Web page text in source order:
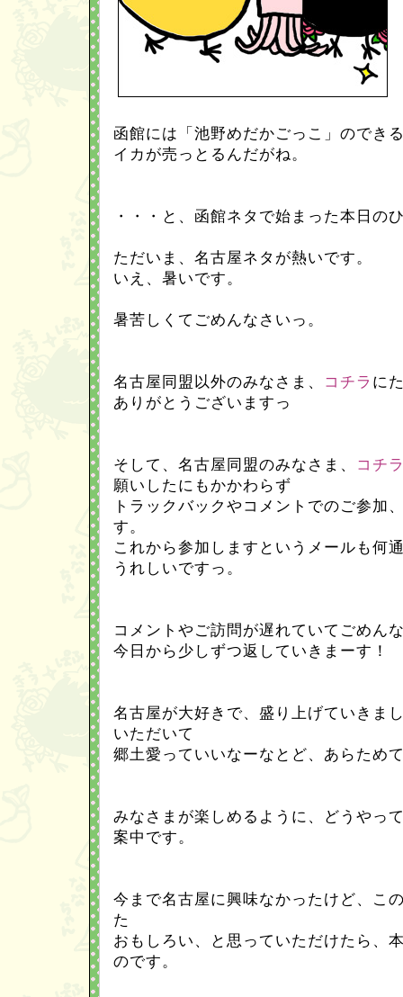
函館には「池野めだかごっこ」のでき
イカが売っとるんだがね。
・・・と、函館ネタで始まった本日の
ただいま、名古屋ネタが熱いです。
いえ、暑いです。
暑苦しくてごめんなさいっ。
名古屋同盟以外のみなさま、 コチラ に
ありがとうございますっ
そして、名古屋同盟のみなさま、
コチ
願いしたにもかかわらず
トラックバックやコメントでのご参加
す。
これから参加しますというメールも何
うれしいですっ。
コメントやご訪問が遅れていてごめん
今日から少しずつ返していきまーす！
名古屋が大好きで、盛り上げていきま
いただいて
郷土愛っていいなーなとど、あらため
みなさまが楽しめるように、どうやっ
案中です。
今まで名古屋に興味なかったけど、こ
た
おもしろい、と思っていただけたら、
のです。